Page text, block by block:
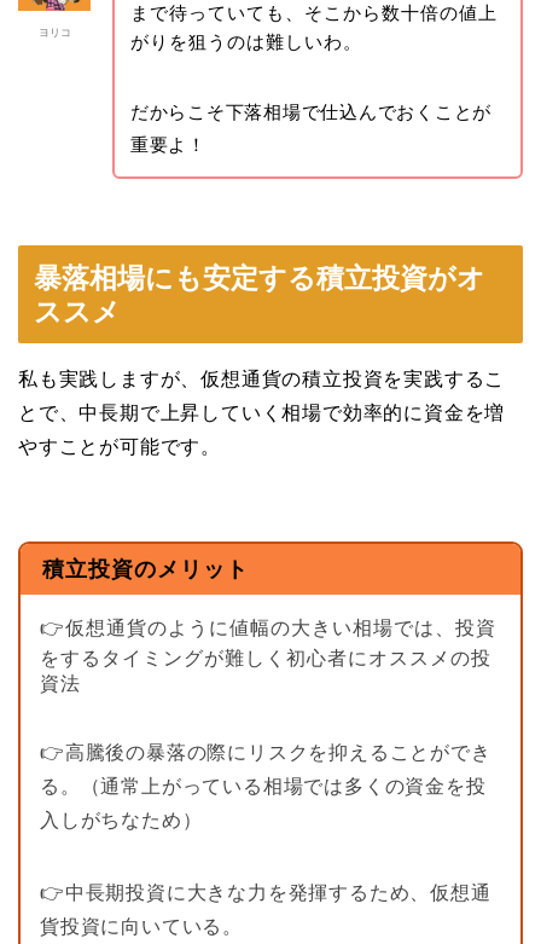
ヨリコ
まで待っていても、そこから数十倍の値上
がりを狙うのは難しいわ。
だからこそ下落相場で仕込んでおくことが
重要よ！
暴落相場にも安定する積立投資がオ
ススメ
私も実践しますが、仮想通貨の積立投資を実践するこ
とで、中長期で上昇していく相場で効率的に資金を増
やすことが可能です。
積立投資のメリット
👉仮想通貨のように値幅の大きい相場では、投資
をするタイミングが難しく初心者にオススメの投
資法
👉高騰後の暴落の際にリスクを抑えることができ
る。（通常上がっている相場では多くの資金を投
入しがちなため）
👉中長期投資に大きな力を発揮するため、仮想通
貨投資に向いている。